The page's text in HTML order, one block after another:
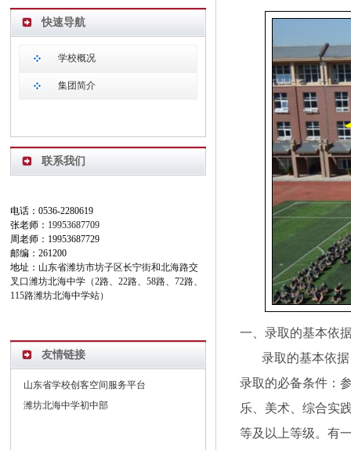
一、录取的基本依
录取的基本依据
录取的必备条件：
乐、美术、综合实
等及以上等级。有
快速导航
学校概况
集团简介
联系我们
电话：0536-2280619
张老师： 19953687709
周老师：19953687729
邮编：261200
地址： 山东省潍坊市坊子区长宁街和北海路交
叉口潍坊北海中学（2路、22路、58路、72路、
115路潍坊北海中学站）
友情链接
山东省学校创客空间服务平台
潍坊北海中学初中部